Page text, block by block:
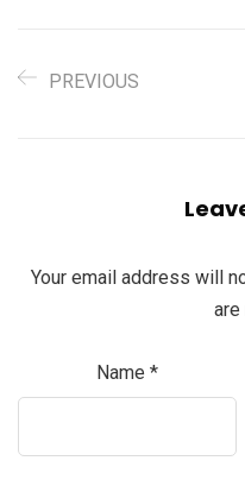
PREVIOUS
Your email address will
are
Name *